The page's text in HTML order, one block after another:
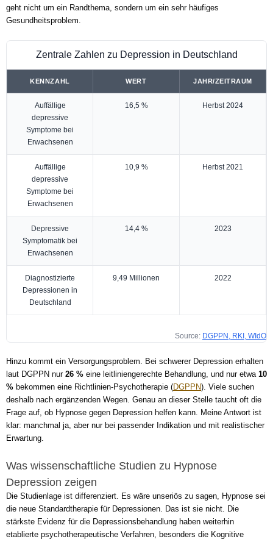
geht nicht um ein Randthema, sondern um ein sehr häufiges
Gesundheitsproblem.
Zentrale Zahlen zu Depression in Deutschland
KENNZAHL WERT JAHR/ZEITRAUM
Auffällige
depressive
Symptome bei
Erwachsenen
16,5 % Herbst 2024
Auffällige
depressive
Symptome bei
Erwachsenen
10,9 % Herbst 2021
Depressive
Symptomatik bei
Erwachsenen
14,4 % 2023
Diagnostizierte
Depressionen in
Deutschland
9,49 Millionen 2022
Source: DGPPN, RKI, WIdO
Hinzu kommt ein Versorgungsproblem. Bei schwerer Depression erhalten
laut DGPPN nur 26 % eine leitliniengerechte Behandlung, und nur etwa 10
% bekommen eine Richtlinien-Psychotherapie (DGPPN). Viele suchen
deshalb nach ergänzenden Wegen. Genau an dieser Stelle taucht oft die
Frage auf, ob Hypnose gegen Depression helfen kann. Meine Antwort ist
klar: manchmal ja, aber nur bei passender Indikation und mit realistischer
Erwartung.
Was wissenschaftliche Studien zu Hypnose
Depression zeigen
Die Studienlage ist differenziert. Es wäre unseriös zu sagen, Hypnose sei
die neue Standardtherapie für Depressionen. Das ist sie nicht. Die
stärkste Evidenz für die Depressionsbehandlung haben weiterhin
etablierte psychotherapeutische Verfahren, besonders die Kognitive